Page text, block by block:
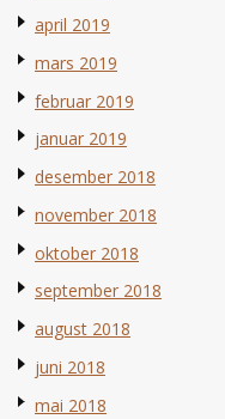
april 2019
mars 2019
februar 2019
januar 2019
desember 2018
november 2018
oktober 2018
september 2018
august 2018
juni 2018
mai 2018